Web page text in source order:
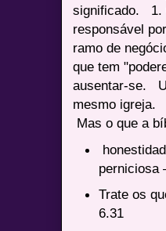
significado. 1.
responsável
ramo de
que tem
ausentar-se.
mesmo igreja.
Mas o que a
perniciosa
Trate os
6.31